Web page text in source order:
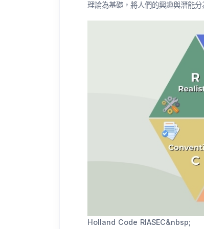
理論為基礎，將人們的興趣與潛能分
Holland Code RIASEC&nbsp;